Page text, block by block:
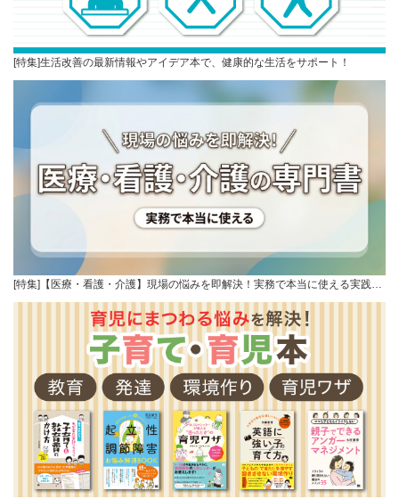
[特集]生活改善の最新情報やアイデア本で、健康的な生活をサポート！
[特集]【医療・看護・介護】現場の悩みを即解決！実務で本当に使える実践…